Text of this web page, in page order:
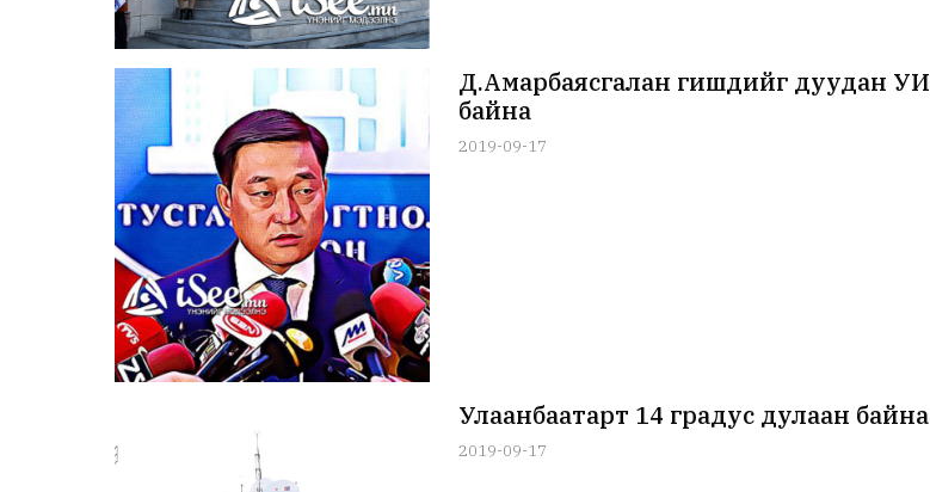
Д.Амарбаясгалан гишүүдийг дуудан
байна
2019-09-17
Улаанбаатарт 14 градус дулаан байна
2019-09-17